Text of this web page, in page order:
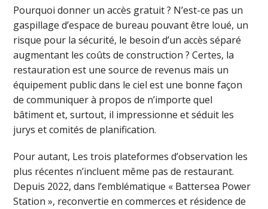
Pourquoi donner un accès gratuit ? N’est-ce pas un
gaspillage d’espace de bureau pouvant être loué, un
risque pour la sécurité, le besoin d’un accès séparé
augmentant les coûts de construction ? Certes, la
restauration est une source de revenus mais un
équipement public dans le ciel est une bonne façon
de communiquer à propos de n’importe quel
bâtiment et, surtout, il impressionne et séduit les
jurys et comités de planification.
Pour autant, Les trois plateformes d’observation les
plus récentes n’incluent même pas de restaurant.
Depuis 2022, dans l’emblématique « Battersea Power
Station », reconvertie en commerces et résidence de